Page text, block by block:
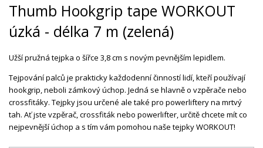
Thumb Hookgrip tape WORKOUT
úzká - délka 7 m (zelená)
Užší pružná tejpka o šířce 3,8 cm s novým pevnějším lepidlem.
Tejpování palců je prakticky každodenní činností lidí, kteří používají
hookgrip, neboli zámkový úchop. Jedná se hlavně o vzpěrače nebo
crossfitáky. Tejpky jsou určené ale také pro powerliftery na mrtvý
tah. Ať jste vzpěrač, crossfiták nebo powerlifter, určitě chcete mít co
nejpevnější úchop a s tím vám pomohou naše tejpky WORKOUT!